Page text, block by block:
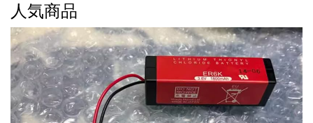
人気商品